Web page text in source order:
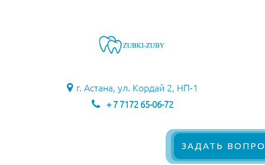
г. Астана, ул. Кордай 2, НП-1
+ 7 7172 65-06-72
ЗАДАТЬ